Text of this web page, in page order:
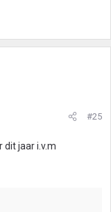
#25
dit jaar i.v.m